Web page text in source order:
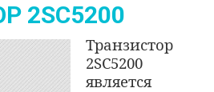
2SC5200
Транзистор
2SC5200
является